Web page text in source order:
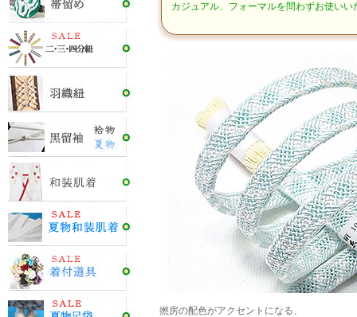
カジュアル、フォーマルを問わずお使いい
撚房の配色がアクセントになる、